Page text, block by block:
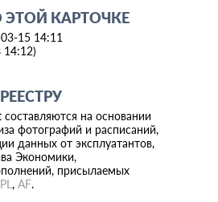
ЭТОЙ КАРТОЧКЕ
15 14:11
14:12)
составляются на основании
фотографий и расписаний,
данных от эксплуатантов,
Экономики,
присылаемых
PL , AF.